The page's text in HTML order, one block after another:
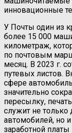
инновационные
У Почты один из
более 15 000
километраж,
по почтовым
месяц. В 2023 г.
путевых листов.
сфере
значительно
пересылку,
служит не
автомобилей, но
заработной